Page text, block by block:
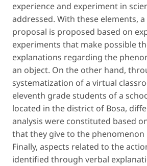
experience and experiment in
addressed. With these elements,
proposal is proposed based on
experiments that make possible
explanations regarding the
an object. On the other hand,
systematization of a virtual
eleventh grade students of a
located in the district of Bosa,
analysis were constituted based
that they give to the phenomenon
Finally, aspects related to the
identified through verbal